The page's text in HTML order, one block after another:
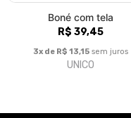
Boné com tela
R$ 39,45
3x de R$ 13,15 sem juros
UNICO